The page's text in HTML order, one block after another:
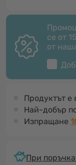
се от
от
Продуктът е
Най-добър
Изпращане
При